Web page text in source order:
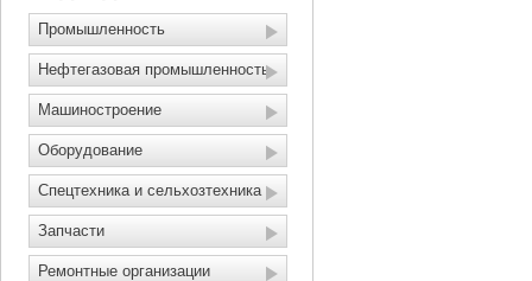
Промышленность
Нефтегазовая промышленность
Машиностроение
Оборудование
Спецтехника и сельхозтехника
Запчасти
Ремонтные организации